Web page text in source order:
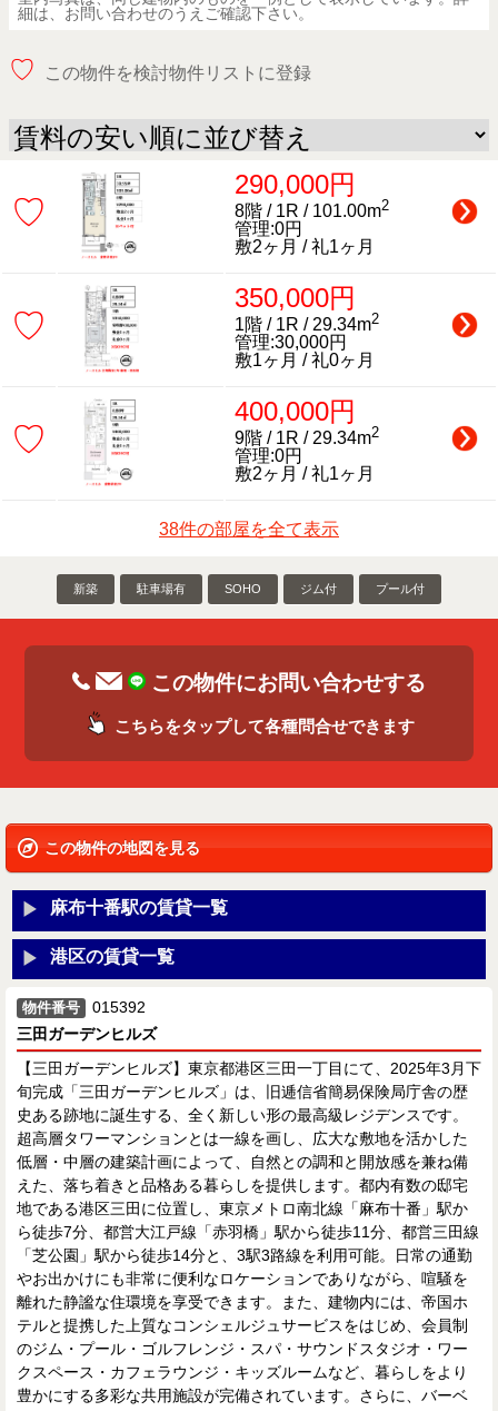
細は、お問い合わせのうえご確認下さい。
♡ この物件を検討物件リストに登録
♡
290,000円
8階 / 1R / 101.00m2
管理:0円
敷2ヶ月 / 礼1ヶ月
♡
350,000円
1階 / 1R / 29.34m2
管理:30,000円
敷1ヶ月 / 礼0ヶ月
♡
400,000円
9階 / 1R / 29.34m2
管理:0円
敷2ヶ月 / 礼1ヶ月
38件の部屋を全て表示
新築 駐車場有 SOHO ジム付 プール付
この物件にお問い合わせする
こちらをタップして各種問合せできます
この物件の地図を見る
麻布十番駅の賃貸一覧
港区の賃貸一覧
物件番号
015392
三田ガーデンヒルズ
【三田ガーデンヒルズ】東京都港区三田一丁目にて、2025年3月下
旬完成「三田ガーデンヒルズ」は、旧逓信省簡易保険局庁舎の歴
史ある跡地に誕生する、全く新しい形の最高級レジデンスです。
超高層タワーマンションとは一線を画し、広大な敷地を活かした
低層・中層の建築計画によって、自然との調和と開放感を兼ね備
えた、落ち着きと品格ある暮らしを提供します。都内有数の邸宅
地である港区三田に位置し、東京メトロ南北線「麻布十番」駅か
ら徒歩7分、都営大江戸線「赤羽橋」駅から徒歩11分、都営三田線
「芝公園」駅から徒歩14分と、3駅3路線を利用可能。日常の通勤
やお出かけにも非常に便利なロケーションでありながら、喧騒を
離れた静謐な住環境を享受できます。また、建物内には、帝国ホ
テルと提携した上質なコンシェルジュサービスをはじめ、会員制
のジム・プール・ゴルフレンジ・スパ・サウンドスタジオ・ワー
クスペース・カフェラウンジ・キッズルームなど、暮らしをより
豊かにする多彩な共用施設が完備されています。さらに、バーベ